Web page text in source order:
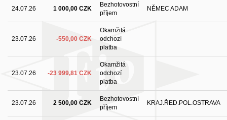
24.07.26 1 000,00 CZK
Bezhotovostní
příjem
NĚMEC ADAM
23.07.26 -550,00 CZK
Okamžitá
odchozí
platba
23.07.26 -23 999,81 CZK
Okamžitá
odchozí
platba
23.07.26 2 500,00 CZK
Bezhotovostní
příjem
KRAJ.ŘED.POL.OSTRAVA